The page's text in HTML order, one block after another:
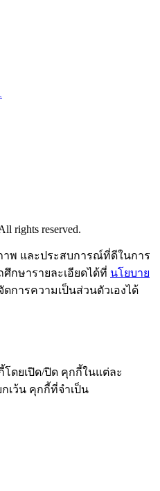
rights reserved.
พ และประสบการณ์ที่ดีในการ
กษารายละเอียดได้ที่ นโยบาย
การความเป็นส่วนตัวเองได้
ดยเปิด/ปิด คุกกี้ในแต่ละ
เว้น คุกกี้ที่จำเป็น